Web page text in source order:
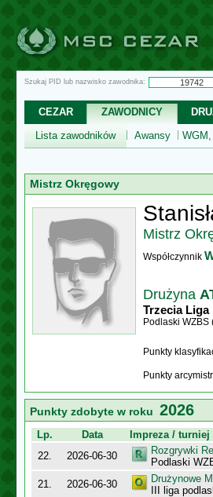
Szukaj PID lub nazwisko zawodnika:
CEZAR ZAWODNICY
Lista zawodników
Awansy
Mistrz Okręgowy
Mistrz
Współczynnik
Drużyna
Trzecia Liga
Podlaski WZBS
Punkty
Punkty
Punkty zdobyte w roku 2026
Lp. Data
Impreza / turniej
22.
2026-06-30
Rozgrywki
Podlaski
21.
2026-06-30
Drużynowe
III liga